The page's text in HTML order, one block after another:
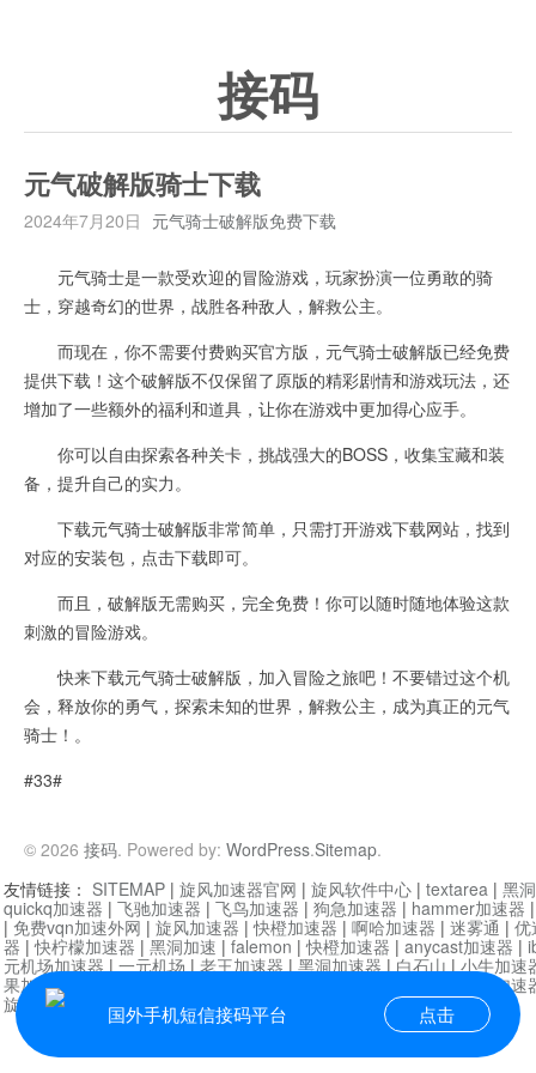
接码
元气破解版骑士下载
2024年7月20日 元气骑士破解版免费下载
元气骑士是一款受欢迎的冒险游戏，玩家扮演一位勇敢的骑
士，穿越奇幻的世界，战胜各种敌人，解救公主。
而现在，你不需要付费购买官方版，元气骑士破解版已经免费
提供下载！这个破解版不仅保留了原版的精彩剧情和游戏玩法，还
增加了一些额外的福利和道具，让你在游戏中更加得心应手。
你可以自由探索各种关卡，挑战强大的BOSS，收集宝藏和装
备，提升自己的实力。
下载元气骑士破解版非常简单，只需打开游戏下载网站，找到
对应的安装包，点击下载即可。
而且，破解版无需购买，完全免费！你可以随时随地体验这款
刺激的冒险游戏。
快来下载元气骑士破解版，加入冒险之旅吧！不要错过这个机
会，释放你的勇气，探索未知的世界，解救公主，成为真正的元气
骑士！。
#33#
© 2026 接码. Powered by: WordPress.Sitemap.
国外手机短信接码平台 点击
友情链接： SITEMAP | 旋风加速器官网 | 旋风软件中心 | textarea | 黑
quickq加速器 | 飞驰加速器 | 飞鸟加速器 | 狗急加速器 | hammer加速器
| 免费vqn加速外网 | 旋风加速器 |快橙加速器 | 啊哈加速器 | 迷雾通 | 优
器 |快柠檬加速器 | 黑洞加速 | falemon |快橙加速器 | anycast加速器 |
元机场加速器|一元机场|老王加速器|黑洞加速器|白石山|小牛加速
果加速器
芒果加速
旋风加速器度器| 讯狗加速器|讯狗VPN